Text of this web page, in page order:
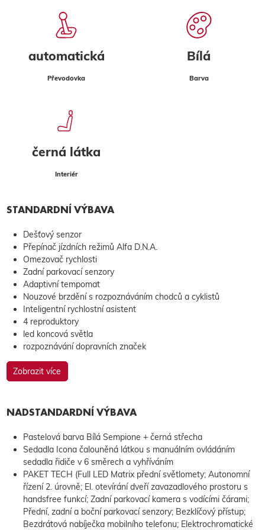
automatická
Převodovka
Bílá
Barva
černá látka
Interiér
STANDARDNÍ VÝBAVA
Dešťový senzor
Přepínač jízdních režimů Alfa D.N.A.
Omezovač rychlosti
Zadní parkovací senzory
Adaptivní tempomat
Nouzové brzdění s rozpoznáváním chodců a cyklistů
Inteligentní rychlostní asistent
4 reproduktory
led koncová světla
rozpoznávání dopravních značek
Zobrazit více
NADSTANDARDNÍ VÝBAVA
Pastelová barva Bílá Sempione + černá střecha
Sedadla Icona čalouněná látkou s manuálním ovládáním
sedadla řidiče v 6 směrech a vyhříváním
PAKET TECH (Full LED Matrix přední světlomety; Autonomní
řízení 2. úrovně; El. otevírání dveří zavazadlového prostoru s
handsfree funkcí; Zadní parkovací kamera s vodícími čárami;
Přední, zadní a boční parkovací senzory; Bezklíčový přístup;
Bezdrátová nabíječka mobilního telefonu; Elektrochromatické